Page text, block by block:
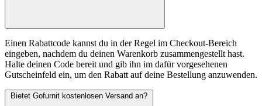
Einen Rabattcode kannst du in der Regel im Checkout-Bereich
eingeben, nachdem du deinen Warenkorb zusammengestellt hast.
Halte deinen Code bereit und gib ihn im dafür vorgesehenen
Gutscheinfeld ein, um den Rabatt auf deine Bestellung anzuwenden.
Bietet Gofurnit kostenlosen Versand an?